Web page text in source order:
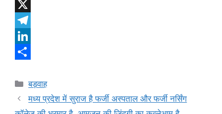
a
t
s
A
p
a
c
e
b
o
k
P
n
r
e
X
T
e
e
g
L
n
k
h
a
Categories
बड़वाह
मध्य प्रदेश में सुराज है फर्जी अस्पताल और फर्जी नर्सिंग